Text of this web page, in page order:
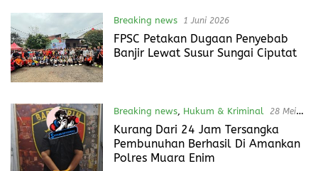
Breaking news 1 Juni 2026
FPSC Petakan Dugaan Penyebab
Banjir Lewat Susur Sungai Ciputat
Breaking news, Hukum & Kriminal
28 Mei
2026
Kurang Dari 24 Jam Tersangka
Pembunuhan Berhasil Di Amankan
Polres Muara Enim